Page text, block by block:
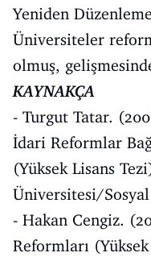
Yeniden
Üniversiteler
olmuş,
KAYNAKÇA
- Turgut Tatar.
İdari Reformlar
(Yüksek Lisans
Üniversitesi/
- Hakan Cengiz.
Reformları